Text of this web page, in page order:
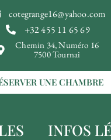
cotegrange16@yahoo.com
+32 455 11 65 69
Chemin 34, Numéro 16
7500 Tournai
UNE CHAMBRE
INFOS